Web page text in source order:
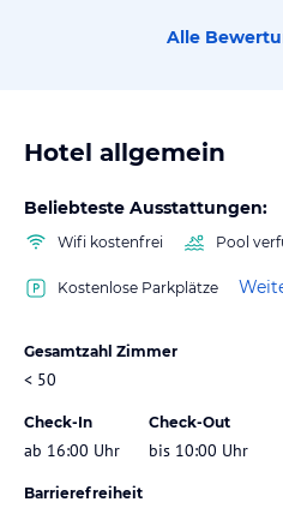
Alle
Hotel allgemein
Beliebteste Ausstattungen:
Wifi kostenfrei Pool
Kostenlose Parkplätze
Gesamtzahl Zimmer
< 50
Check-In
ab 16:00 Uhr
Check-Out
bis 10:00 Uhr
Barrierefreiheit